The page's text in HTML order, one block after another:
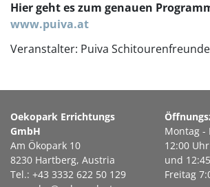
Hier geht es zum genauen
www.puiva.at
Veranstalter: Puiva Schitourenfreunde
Oekopark Errichtungs
GmbH
Am Ökopark 10
8230 Hartberg, Austria
Tel.: +43 3332 622 50 129
Montag -
12:00 Uhr
und
Freitag